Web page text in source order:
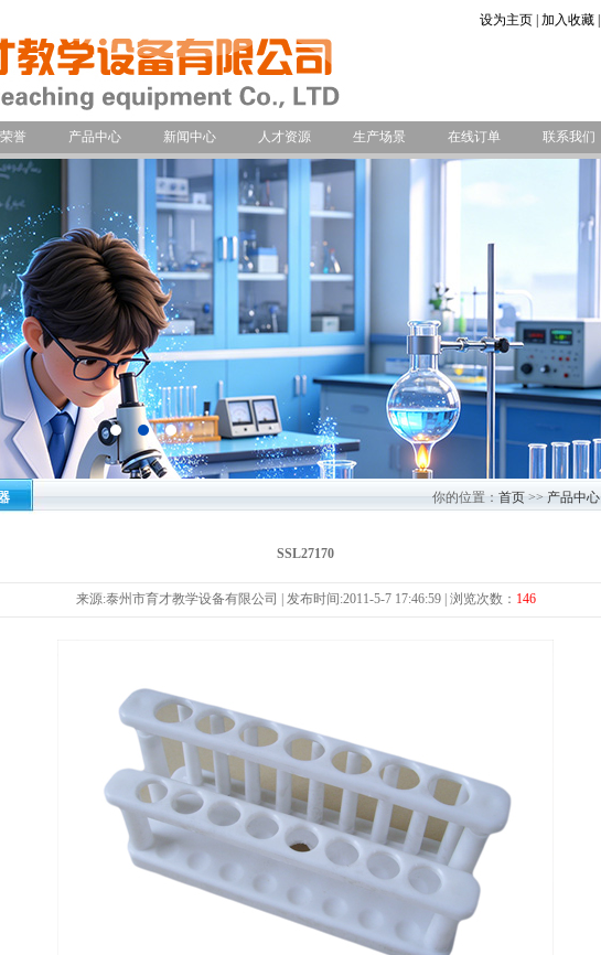
设为主页 加入收藏
誉 产品中心 新闻中心 人才资源 生产场景 在线订单 联系我们
你的位置： 首页 >> 产品中心
SSL27170
来源:泰州市育才教学设备有限公司 | 发布时间:2011-5-7 17:46:59 | 浏览次数： 146